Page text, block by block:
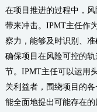
在项目推进的过程中，
带来冲击。IPMT主任作
察力，能够及时识别、
确保项目在风险可控的
节。IPMT主任可以运用
关利益者，围绕项目的
能全面地提出可能存在的